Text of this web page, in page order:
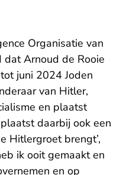
Organisatie van
Arnoud de Rooie
juni 2024 Joden
van Hitler,
en plaatst
daarbij ook een
Hitlergroet brengt’,
ik ooit gemaakt en
en op